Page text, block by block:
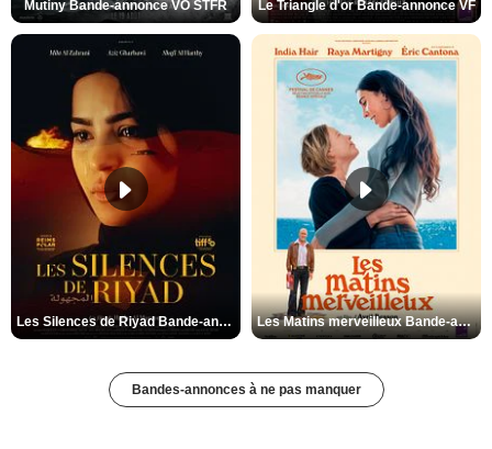
Mutiny Bande-annonce VO STFR Le Triangle d'or Bande-annonce VF
Les Silences de Riyad Bande-annonce VO STFR Les Matins merveilleux Bande-annonce VF
Bandes-annonces à ne pas manquer